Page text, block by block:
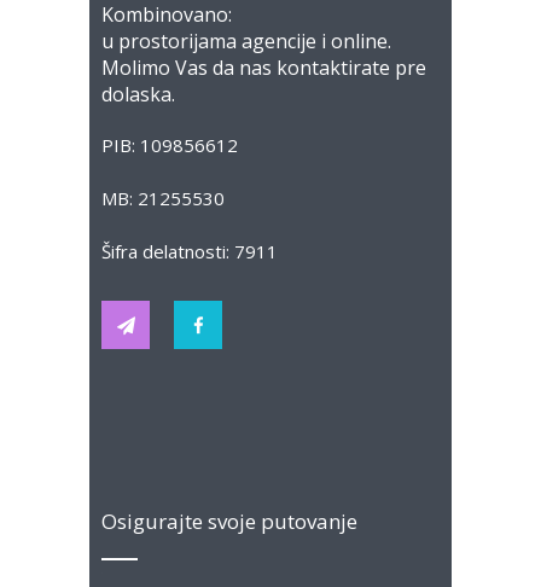
Kombinovano:
u prostorijama agencije i online.
Molimo Vas da nas kontaktirate pre
dolaska.
PIB: 109856612
MB: 21255530
Šifra delatnosti: 7911
Osigurajte svoje putovanje